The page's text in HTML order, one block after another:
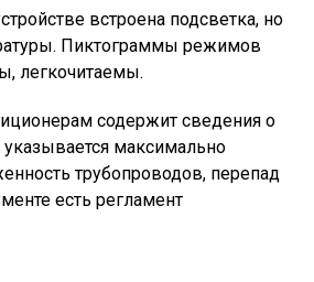
встроена подсветка, но
Пиктограммы режимов
легкочитаемы.
содержит сведения о
максимально
трубопроводов, перепад
есть регламент